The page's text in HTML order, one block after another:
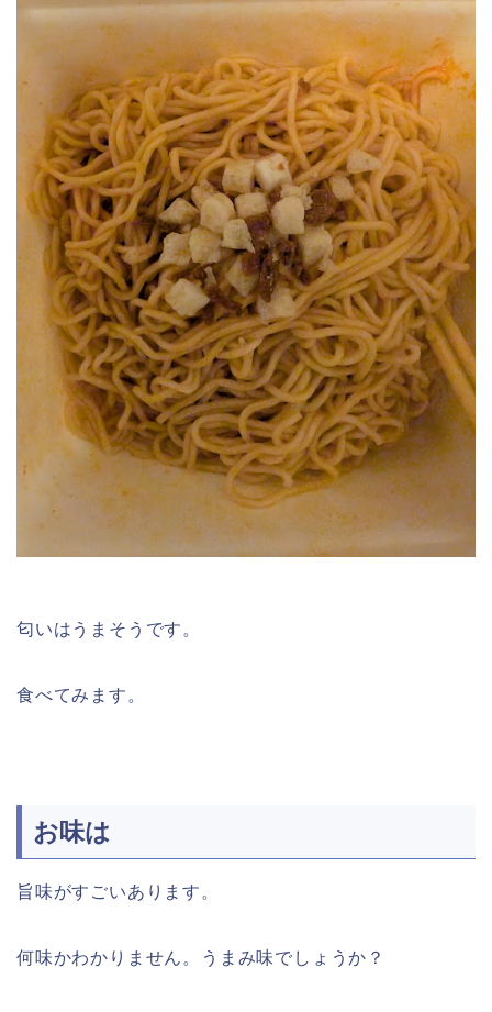
匂いはうまそうです。
食べてみます。
お味は
旨味がすごいあります。
何味かわかりません。うまみ味でしょうか？